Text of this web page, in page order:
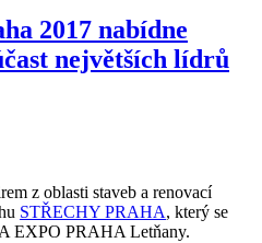
2017 nabídne
největších lídrů
z oblasti staveb a renovací
STŘECHY PRAHA, který se
EXPO PRAHA Letňany.